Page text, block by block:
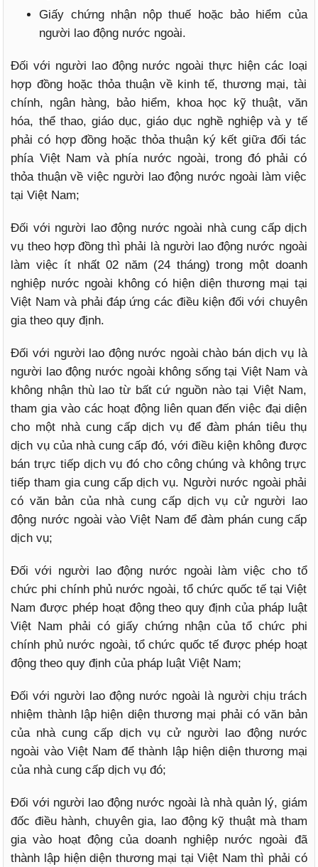
Giấy chứng nhận nộp thuế hoặc bảo hiểm của
người lao động nước ngoài.
Đối với người lao động nước ngoài thực hiện các loại
hợp đồng hoặc thỏa thuận về kinh tế, thương mại, tài
chính, ngân hàng, bảo hiểm, khoa học kỹ thuật, văn
hóa, thể thao, giáo dục, giáo dục nghề nghiệp và y tế
phải có hợp đồng hoặc thỏa thuận ký kết giữa đối tác
phía Việt Nam và phía nước ngoài, trong đó phải có
thỏa thuận về việc người lao động nước ngoài làm việc
tại Việt Nam;
Đối với người lao động nước ngoài nhà cung cấp dịch
vụ theo hợp đồng thì phải là người lao động nước ngoài
làm việc ít nhất 02 năm (24 tháng) trong một doanh
nghiệp nước ngoài không có hiện diện thương mại tại
Việt Nam và phải đáp ứng các điều kiện đối với chuyên
gia theo quy định.
Đối với người lao động nước ngoài chào bán dịch vụ là
người lao động nước ngoài không sống tại Việt Nam và
không nhận thù lao từ bất cứ nguồn nào tại Việt Nam,
tham gia vào các hoạt động liên quan đến việc đại diện
cho một nhà cung cấp dịch vụ để đàm phán tiêu thụ
dịch vụ của nhà cung cấp đó, với điều kiện không được
bán trực tiếp dịch vụ đó cho công chúng và không trực
tiếp tham gia cung cấp dịch vụ. Người nước ngoài phải
có văn bản của nhà cung cấp dịch vụ cử người lao
động nước ngoài vào Việt Nam để đàm phán cung cấp
dịch vụ;
Đối với người lao động nước ngoài làm việc cho tổ
chức phi chính phủ nước ngoài, tổ chức quốc tế tại Việt
Nam được phép hoạt động theo quy định của pháp luật
Việt Nam phải có giấy chứng nhận của tổ chức phi
chính phủ nước ngoài, tổ chức quốc tế được phép hoạt
động theo quy định của pháp luật Việt Nam;
Đối với người lao động nước ngoài là người chịu trách
nhiệm thành lập hiện diện thương mại phải có văn bản
của nhà cung cấp dịch vụ cử người lao động nước
ngoài vào Việt Nam để thành lập hiện diện thương mại
của nhà cung cấp dịch vụ đó;
Đối với người lao động nước ngoài là nhà quản lý, giám
đốc điều hành, chuyên gia, lao động kỹ thuật mà tham
gia vào hoạt động của doanh nghiệp nước ngoài đã
thành lập hiện diện thương mại tại Việt Nam thì phải có